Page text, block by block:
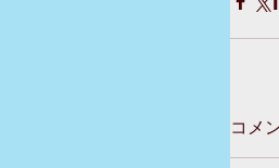
コメ